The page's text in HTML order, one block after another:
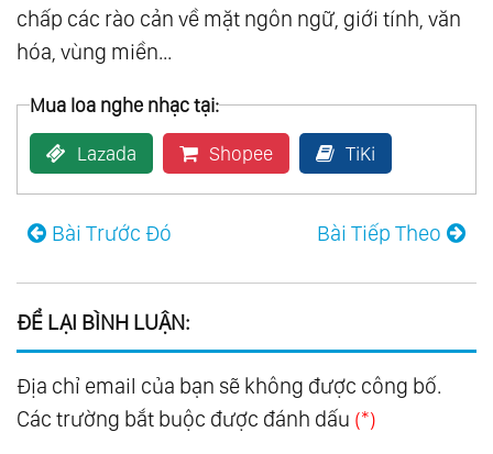
chấp các rào cản về mặt ngôn ngữ, giới tính, văn
hóa, vùng miền...
Mua loa nghe nhạc tại:
Lazada Shopee TiKi
Bài Trước Đó Bài Tiếp Theo
ĐỂ LẠI BÌNH LUẬN:
Địa chỉ email của bạn sẽ không được công bố.
Các trường bắt buộc được đánh dấu (*)